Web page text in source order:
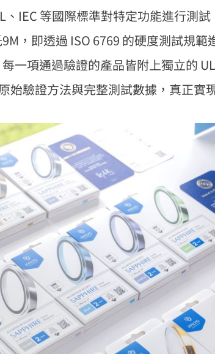
、IEC 等國際標準對特定功能進行測
，即透過 ISO 6769 的硬度測試規
一項通過驗證的產品皆附上獨立的
始驗證方法與完整測試數據，真正實